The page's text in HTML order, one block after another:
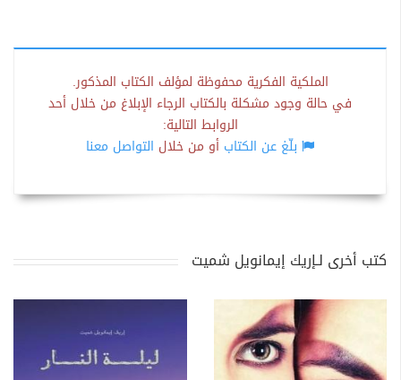
الملكية الفكرية محفوظة لمؤلف الكتاب المذكور.
في حالة وجود مشكلة بالكتاب الرجاء الإبلاغ من خلال أحد
الروابط التالية:
بلّغ عن الكتاب أو من خلال التواصل معنا
كتب أخرى لـإريك إيمانويل شميت